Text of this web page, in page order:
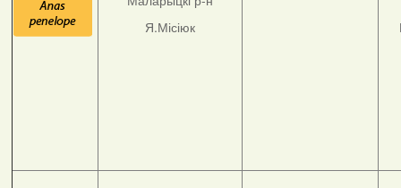
Я.Місіюк